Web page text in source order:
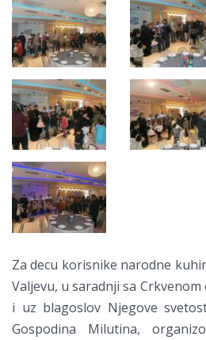
Za decu korisnike narodne
Valjevu, u saradnji sa
i uz blagoslov Njegove
Gospodina Milutina,